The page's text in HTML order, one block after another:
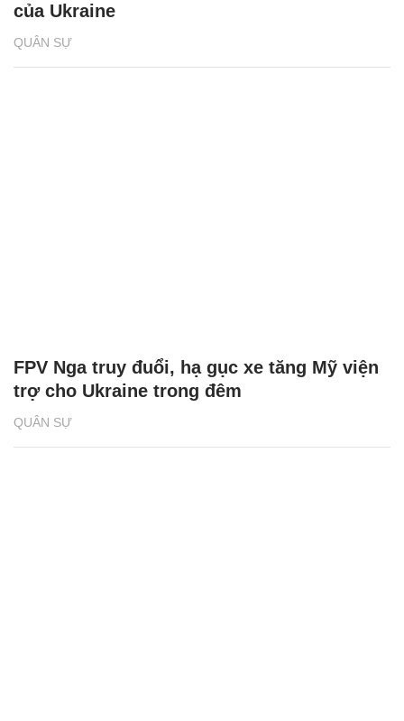
QUÂN SỰ
của Ukraine
QUÂN SỰ
FPV Nga truy đuổi, hạ gục xe tăng Mỹ viện
trợ cho Ukraine trong đêm